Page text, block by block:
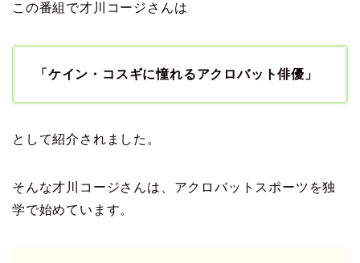
この番組で才川コージさんは
「ケイン・コスギに憧れるアクロバット俳優」
として紹介されました。
そんな才川コージさんは、アクロバットスポーツを独
学で始めています。